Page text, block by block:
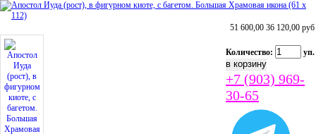
51 600,00 36 120,00 руб
Количество: уп.
+7 (903) 969-
30-65